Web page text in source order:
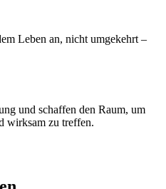
Leben an, nicht umgekehrt –
und schaffen den Raum, um
wirksam zu treffen.